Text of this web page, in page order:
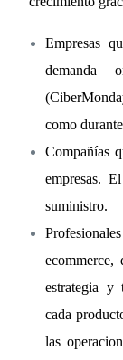
Empresas
demanda
como
Compañías
empresas.
suministro.
ecommerce,
estrategia y
cada
las